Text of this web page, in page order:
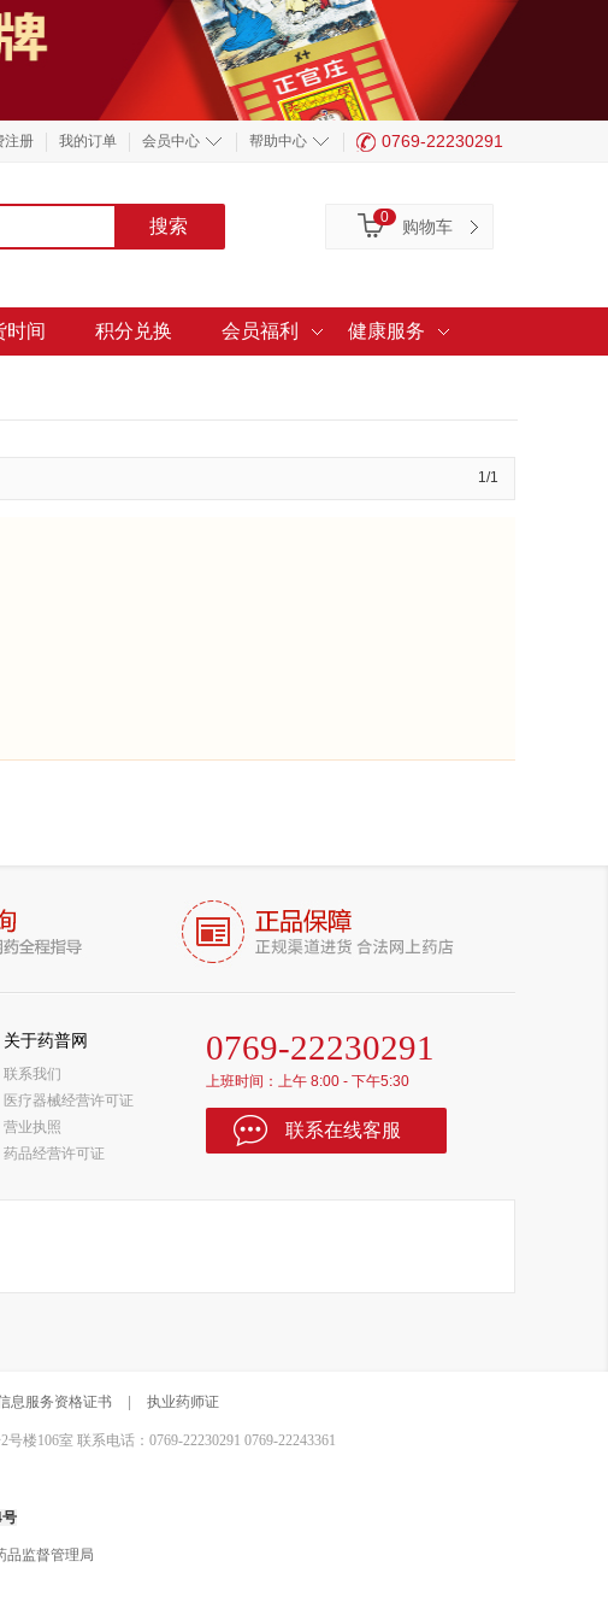
注册 我的订单 会员中心 帮助中心 0769-22230291
购物车
0
时间 积分兑换 会员福利 健康服务
1/1
关于药普网
联系我们
医疗器械经营许可证
营业执照
药品经营许可证
0769-22230291
上班时间：上午 8:00 - 下午5:30
联系在线客服
息服务资格证书 执业药师证
106室 联系电话：0769-22230291 0769-22243361
品监督管理局